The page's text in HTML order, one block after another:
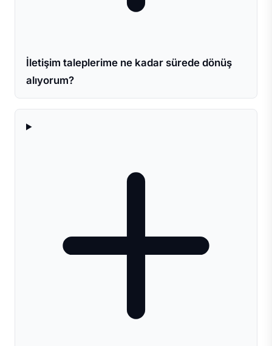
İletişim taleplerime ne kadar sürede dönüş
alıyorum?